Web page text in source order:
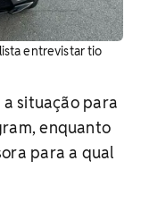
entrevistar tio
a situação para
enquanto
para a qual